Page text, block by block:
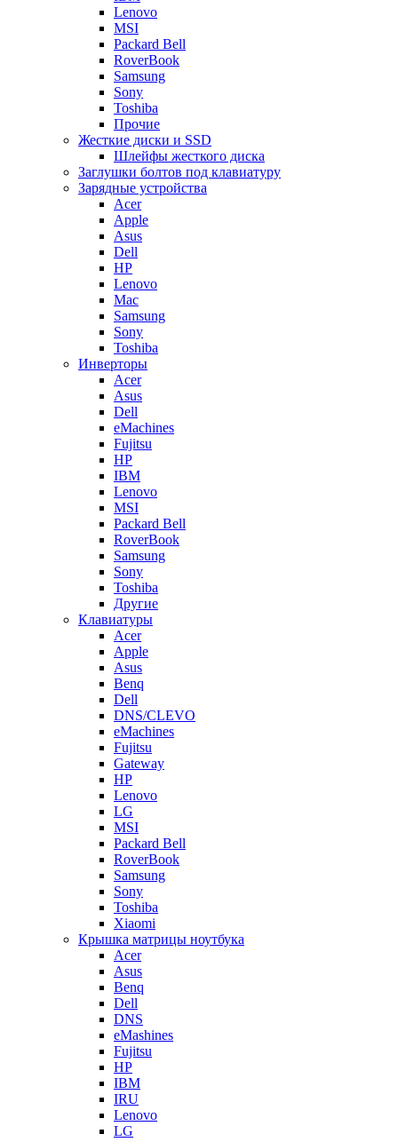
Lenovo
MSI
Packard Bell
RoverBook
Samsung
Sony
Toshiba
Прочие
Жесткие диски и SSD
Шлейфы жесткого диска
Заглушки болтов под клавиатуру
Зарядные устройства
Acer
Apple
Asus
Dell
HP
Lenovo
Mac
Samsung
Sony
Toshiba
Инверторы
Acer
Asus
Dell
eMachines
Fujitsu
HP
IBM
Lenovo
MSI
Packard Bell
RoverBook
Samsung
Sony
Toshiba
Другие
Клавиатуры
Acer
Apple
Asus
Benq
Dell
DNS/CLEVO
eMachines
Fujitsu
Gateway
HP
Lenovo
LG
MSI
Packard Bell
RoverBook
Samsung
Sony
Toshiba
Xiaomi
Крышка матрицы ноутбука
Acer
Asus
Benq
Dell
DNS
eMashines
Fujitsu
HP
IBM
IRU
Lenovo
LG